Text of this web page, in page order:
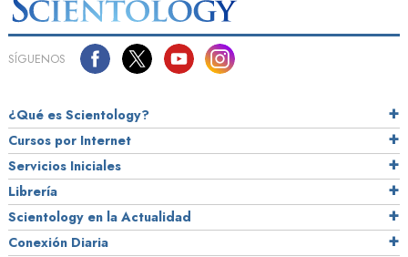
SÍGUENOS
¿Qué es Scientology?
Cursos por Internet
Servicios Iniciales
Librería
Scientology en la Actualidad
Conexión Diaria